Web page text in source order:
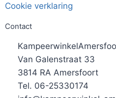
Cookie verklaring
Contact
Van Galenstraat 33
3814 RA Amersfoort
Tel. 06-25330174